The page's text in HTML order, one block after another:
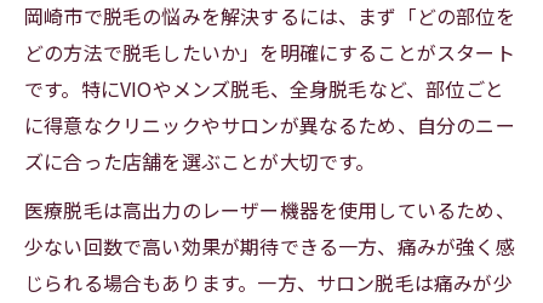
岡崎市で脱毛の悩みを解決するには、まず「どの部位を
どの方法で脱毛したいか」を明確にすることがスタート
です。特にVIOやメンズ脱毛、全身脱毛など、部位ごと
に得意なクリニックやサロンが異なるため、自分のニー
ズに合った店舗を選ぶことが大切です。
医療脱毛は高出力のレーザー機器を使用しているため、
少ない回数で高い効果が期待できる一方、痛みが強く感
じられる場合もあります。一方、サロン脱毛は痛みが少